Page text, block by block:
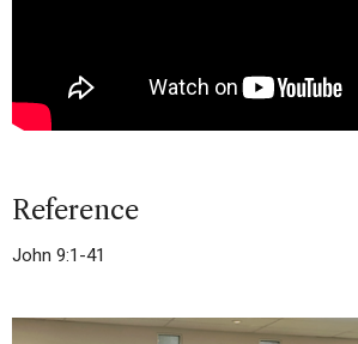
Reference
John 9:1-41